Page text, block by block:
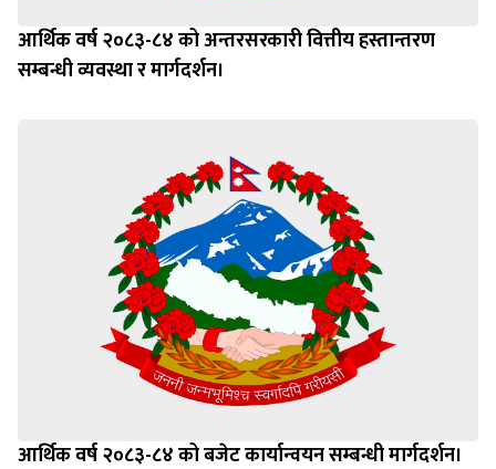
आर्थिक वर्ष २०८३-८४ को अन्तरसरकारी वित्तीय हस्तान्तरण
सम्बन्धी व्यवस्था र मार्गदर्शन।
आर्थिक वर्ष २०८३-८४ को बजेट कार्यान्वयन सम्बन्धी मार्गदर्शन।